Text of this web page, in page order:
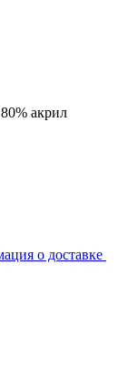
акрил
о доставке